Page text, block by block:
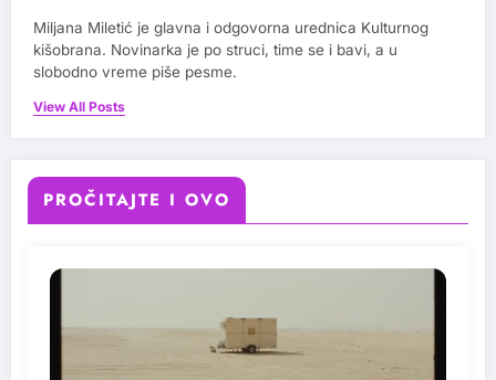
Miljana Miletić je glavna i odgovorna urednica Kulturnog
kišobrana. Novinarka je po struci, time se i bavi, a u
slobodno vreme piše pesme.
View All Posts
PROČITAJTE I OVO